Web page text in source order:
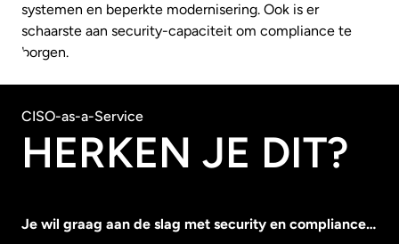
systemen en beperkte modernisering. Ook is er
schaarste aan security-capaciteit om compliance te
borgen.
CISO-as-a-Service
HERKEN JE DIT?
Je wil graag aan de slag met security en compliance…